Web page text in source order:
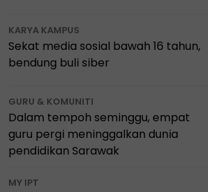
KARYA KAMPUS
Sekat media sosial bawah 16 tahun,
bendung buli siber
GURU & KOMUNITI
Dalam tempoh seminggu, empat
guru pergi meninggalkan dunia
pendidikan Sarawak
MY IPT